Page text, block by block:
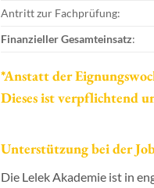
Antritt zur Fachprüfung:
Finanzieller Gesamteinsatz:
*Anstatt der
Dieses ist verpflichtend
Unterstützung bei der
Die Lelek Akademie ist in